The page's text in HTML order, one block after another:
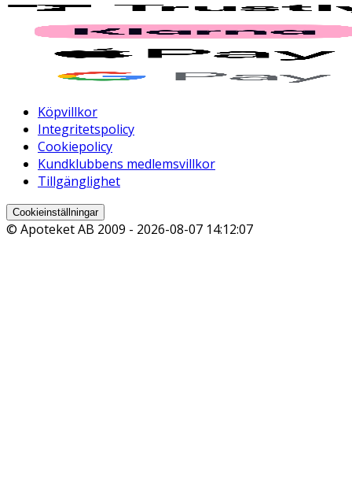
Köpvillkor
Integritetspolicy
Cookiepolicy
Kundklubbens medlemsvillkor
Tillgänglighet
Cookieinställningar
© Apoteket AB 2009 - 2026-08-07 14:12:07